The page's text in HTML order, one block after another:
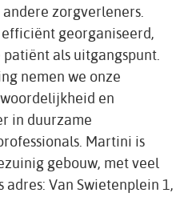
zorgverleners.
georganiseerd,
als uitgangspunt.
nemen we onze
en
in duurzame
Martini is
gebouw, met veel
adres: Van Swietenplein 1,